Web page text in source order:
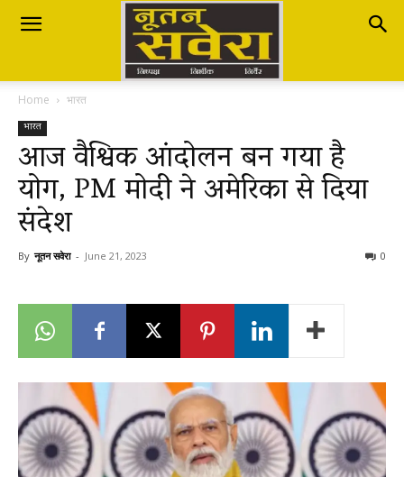
Nutan
Savera
नूतन
सवेरा
News
Home भारत
भारत
आज वैश्विक आंदोलन बन गया है
योग, PM मोदी ने अमेरिका से दिया
संदेश
By नूतन सवेरा - June 21, 2023 0